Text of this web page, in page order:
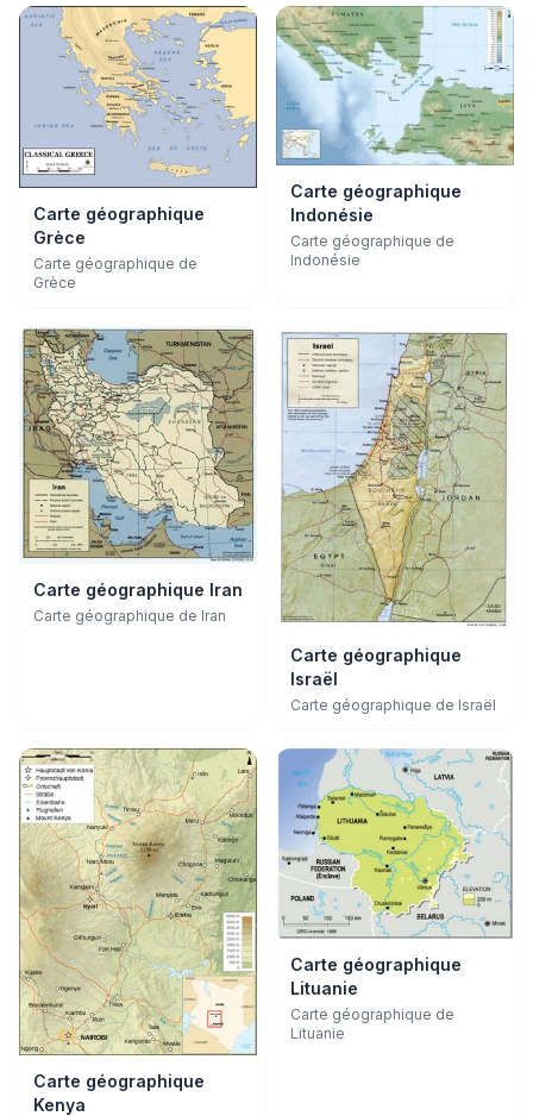
Carte géographique
Grèce
Carte géographique de
Grèce
Carte géographique
Indonésie
Carte géographique de
Indonésie
Carte géographique Iran
Carte géographique de Iran
Carte géographique
Israël
Carte géographique de Israël
Carte géographique
Kenya
Carte géographique
Lituanie
Carte géographique de
Lituanie